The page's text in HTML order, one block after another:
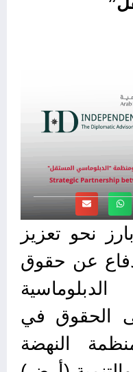
نحو تعزيز
عن حقوق
الحقوق في
النهضة